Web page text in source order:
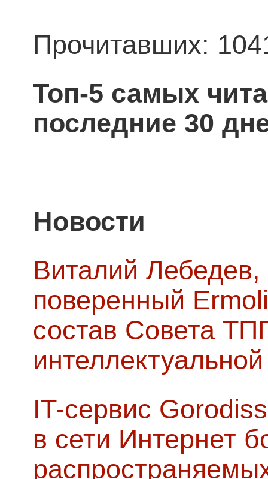
Прочитавших:
Топ-5 самых
последние 30
Новости
Виталий Лебедев,
поверенный
состав Совета
IT-сервис
в сети Интернет